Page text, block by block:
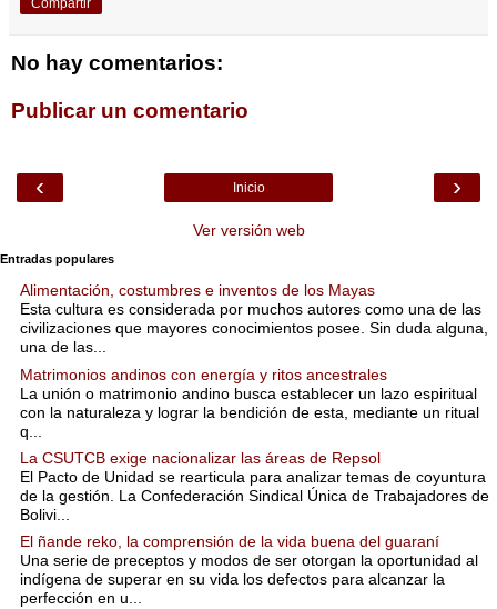
No hay comentarios:
Publicar un comentario
‹ ›
Inicio
Ver versión web
Entradas populares
Alimentación, costumbres e inventos de los Mayas
Esta cultura es considerada por muchos autores como una de las
civilizaciones que mayores conocimientos posee. Sin duda alguna,
una de las...
Matrimonios andinos con energía y ritos ancestrales
La unión o matrimonio andino busca establecer un lazo espiritual
con la naturaleza y lograr la bendición de esta, mediante un ritual
q...
La CSUTCB exige nacionalizar las áreas de Repsol
El Pacto de Unidad se rearticula para analizar temas de coyuntura
de la gestión. La Confederación Sindical Única de Trabajadores de
Bolivi...
El ñande reko, la comprensión de la vida buena del guaraní
Una serie de preceptos y modos de ser otorgan la oportunidad al
indígena de superar en su vida los defectos para alcanzar la
perfección en u...